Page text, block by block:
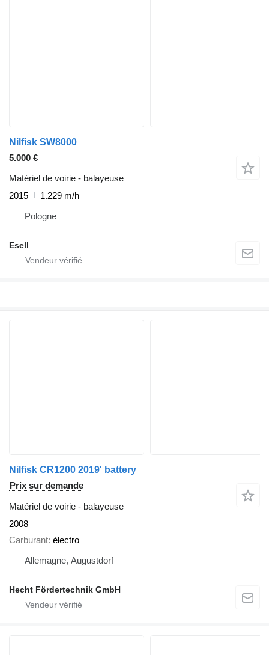
Nilfisk SW8000
5.000 €
Matériel de voirie - balayeuse
2015
1.229 m/h
Pologne
Esell
Nilfisk CR1200 2019' battery
Prix sur demande
Matériel de voirie - balayeuse
2008
Carburant électro
Allemagne, Augustdorf
Hecht Fördertechnik GmbH